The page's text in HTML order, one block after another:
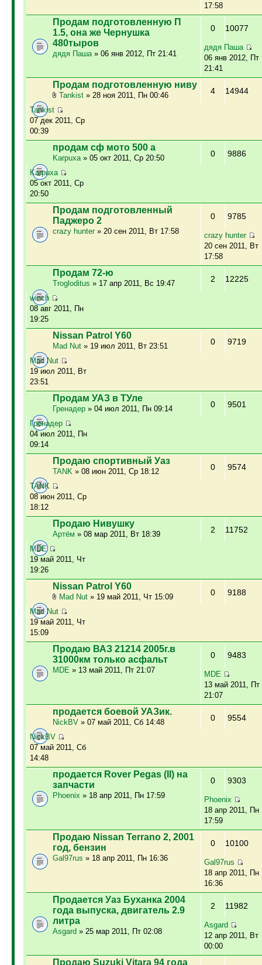
17:58
Продам подготовленную П
1.5, она же Чернушка
480тыров
дядя Паша» 06 янв 2012, Пт 21:41
0 10077
дядя Паша
06 янв 2012, Пт
21:41
Продам подготовленную ниву
Tankist» 28 ноя 2011, Пн 00:46 4 14944
Tankist
07 дек 2011, Ср
00:39
продам сф мото 500 а
Karpuxa» 05 окт 2011, Ср 20:50 0 9886
Karpuxa
05 окт 2011, Ср
20:50
Продам подготовленный
Паджеро 2
crazy hunter» 20 сен 2011, Вт 17:58
0 9785
crazy hunter
20 сен 2011, Вт
17:58
Продам 72-ю
Trogloditus » 17 апр 2011, Вс 19:47 2 12225
winch
08 авг 2011, Пн
19:25
Nissan Patrol Y60
Mad Nut» 19 июл 2011, Вт 23:51 0 9719
Mad Nut
19 июл 2011, Вт
23:51
Продам УАЗ в ТУле
Гренадер» 04 июл 2011, Пн 09:14 0 9501
Гренадер
04 июл 2011, Пн
09:14
Продаю спортивный Уаз
TANK» 08 июн 2011, Ср 18:12 0 9574
TANK
08 июн 2011, Ср
18:12
Продаю Нивушку
Артём » 08 мар 2011, Вт 18:39 2 11752
MDE
19 май 2011, Чт
19:26
Nissan Patrol Y60
Mad Nut» 19 май 2011, Чт 15:09 0 9188
Mad Nut
19 май 2011, Чт
15:09
Продаю ВАЗ 21214 2005г.в
31000км только асфальт
MDE » 13 май 2011, Пт 21:07
0 9483
MDE
13 май 2011, Пт
21:07
продается боевой УАЗик.
NickBV» 07 май 2011, Сб 14:48 0 9554
NickBV
07 май 2011, Сб
14:48
продается Rover Pegas (II) на
запчасти
Phoenix » 18 апр 2011, Пн 17:59
0 9303
Phoenix
18 апр 2011, Пн
17:59
Продаю Nissan Terrano 2, 2001
год, бензин
Gal97rus » 18 апр 2011, Пн 16:36
0 10100
Gal97rus
18 апр 2011, Пн
16:36
Продается Уаз Буханка 2004
года выпуска, двигатель 2.9
литра
Asgard » 25 мар 2011, Пт 02:08
2 11982
Asgard
12 апр 2011, Вт
00:00
Продаю Suzuki Vitara 94 года